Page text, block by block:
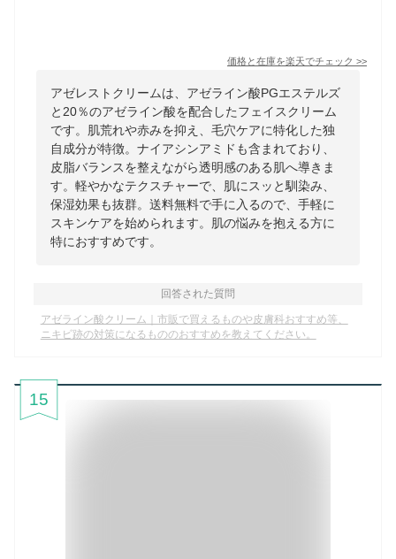
価格と在庫を楽天でチェック >>
アゼレストクリームは、アゼライン酸PGエステルズ
と20％のアゼライン酸を配合したフェイスクリーム
です。肌荒れや赤みを抑え、毛穴ケアに特化した独
自成分が特徴。ナイアシンアミドも含まれており、
皮脂バランスを整えながら透明感のある肌へ導きま
す。軽やかなテクスチャーで、肌にスッと馴染み、
保湿効果も抜群。送料無料で手に入るので、手軽に
スキンケアを始められます。肌の悩みを抱える方に
特におすすめです。
回答された質問
アゼライン酸クリーム｜市販で買えるものや皮膚科おすすめ等、
ニキビ跡の対策になるもののおすすめを教えてください。
15